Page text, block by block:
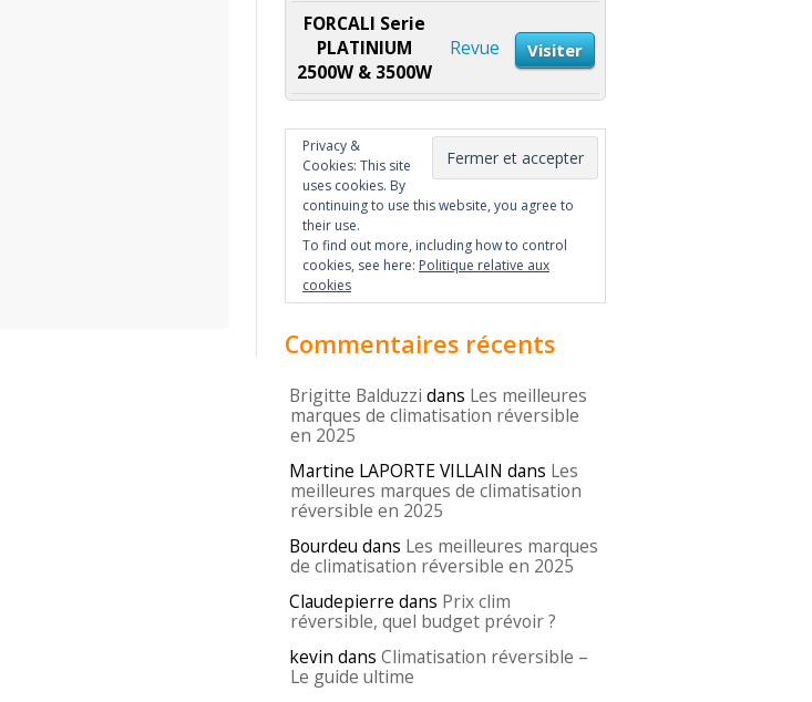
FORCALI Serie
PLATINIUM
2500W & 3500W
Revue Visiter
Privacy &
Cookies: This site
uses cookies. By
continuing to use this website, you agree to
their use.
To find out more, including how to control
cookies, see here: Politique relative aux
cookies
Commentaires récents
Brigitte Balduzzi dans Les meilleures
marques de climatisation réversible
en 2025
Martine LAPORTE VILLAIN dans Les
meilleures marques de climatisation
réversible en 2025
Bourdeu dans Les meilleures marques
de climatisation réversible en 2025
Claudepierre dans Prix clim
réversible, quel budget prévoir ?
kevin dans Climatisation réversible –
Le guide ultime